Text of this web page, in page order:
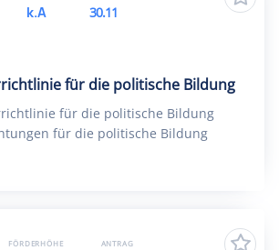
für die politische Bildung
für die politische Bildung
für die politische Bildung
k.A 30.11
FÖRDERHÖHE ANTRAG